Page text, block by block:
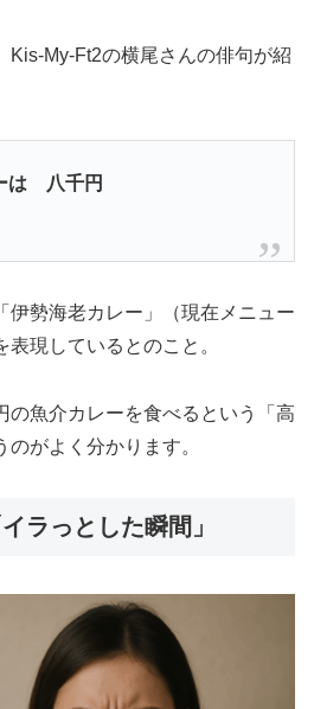
Kis-My-Ft2の横尾さんの俳句が紹
は 八千円
伊勢海老カレー」（現在メニュー
現しているとのこと。
の魚介カレーを食べるという「高
がよく分かります。
ラっとした瞬間」